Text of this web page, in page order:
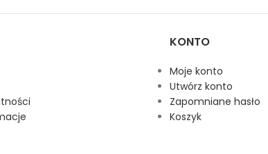
KONTO
Moje konto
Utwórz konto
Zapomniane hasło
Koszyk